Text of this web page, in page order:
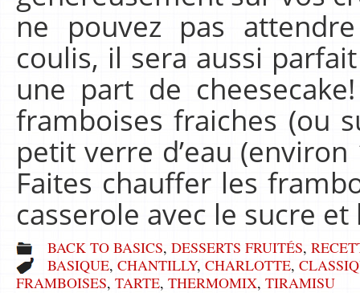
ne pouvez pas
coulis, il sera aussi
une part de
framboises fraiches (ou
petit verre d’eau
Faites chauffer les
casserole avec le sucre et
BACK TO BASICS, DESSERTS FRUITÉS,
BASIQUE, CHANTILLY, CHARLOTTE,
FRAMBOISES, TARTE, THERMOMIX, TIRAMISU